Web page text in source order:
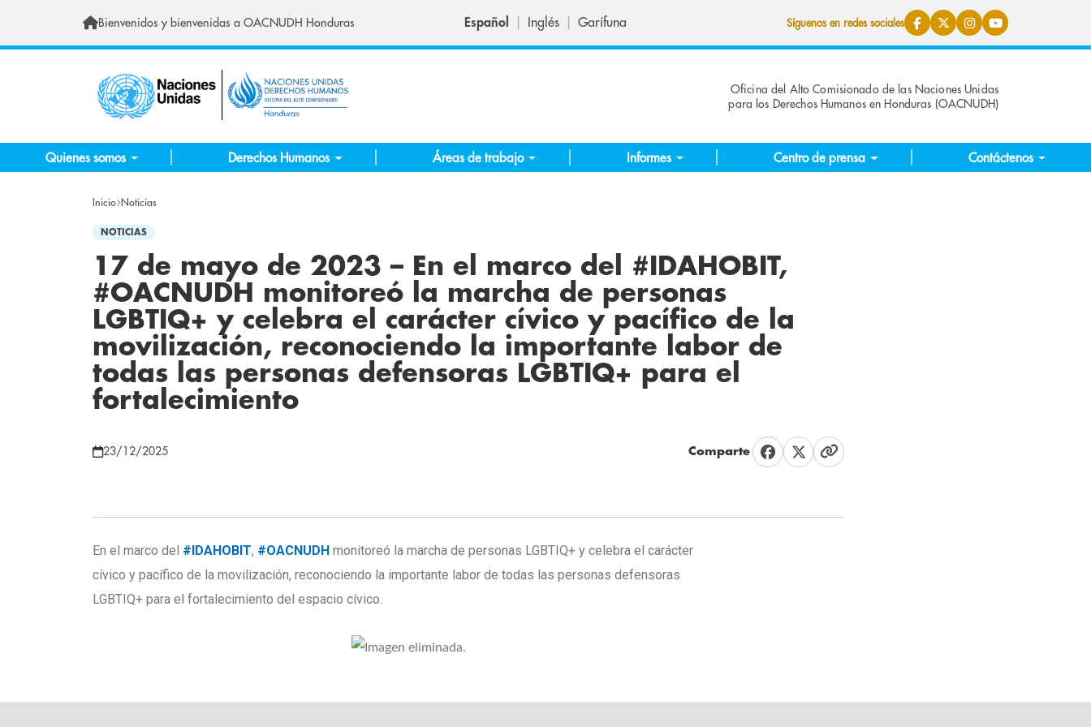
Bienvenidos y bienvenidas a OACNUDH Honduras Español Inglés Garífuna Síguenos en redes sociales
Oficina del Alto Comisionado de las Naciones Unidas
para los Derechos Humanos en Honduras (OACNUDH)
Quienes somos Derechos Humanos Áreas de trabajo Informes Centro de prensa Contáctenos
Inicio Noticias
NOTICIAS
17 de mayo de 2023 – En el marco del #IDAHOBIT,
#OACNUDH monitoreó la marcha de personas
LGBTIQ+ y celebra el carácter cívico y pacífico de la
movilización, reconociendo la importante labor de
todas las personas defensoras LGBTIQ+ para el
fortalecimiento
23/12/2025 Comparte
En el marco del #IDAHOBIT, #OACNUDH monitoreó la marcha de personas LGBTIQ+ y celebra el carácter
cívico y pacífico de la movilización, reconociendo la importante labor de todas las personas defensoras
LGBTIQ+ para el fortalecimiento del espacio cívico.